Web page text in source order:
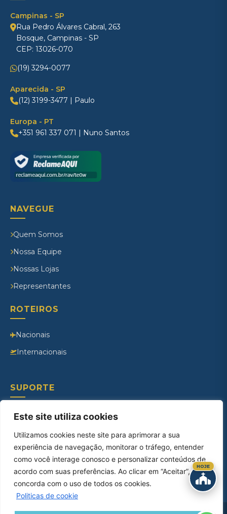
Este site utiliza cookies
Utilizamos cookies neste site para aprimorar a sua
experiência de navegação, monitorar o tráfego, entender
como você interage conosco e personalizar conteúdos de
acordo com suas preferências. Ao clicar em “Aceitar”, você
concorda com o uso de todos os cookies.
Politicas de cookie
Campinas - SP
Rua Pedro Álvares Cabral, 263
Bosque, Campinas - SP
CEP: 13026-070
(19) 3294-0077
Aparecida - SP
(12) 3199-3477 | Paulo
Europa - PT
+351 961 337 071 | Nuno Santos
NAVEGUE
Quem Somos
Nossa Equipe
Nossas Lojas
Representantes
ROTEIROS
Nacionais
Internacionais
SUPORTE
Contato
Ouvidoria
Como Chegar
Documentos Necessários
HOJE